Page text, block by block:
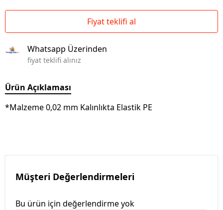
Fiyat teklifi al
Whatsapp Üzerinden
fiyat teklifi alınız
Ürün Açıklaması
*Malzeme 0,02 mm Kalınlıkta Elastik PE
Müşteri Değerlendirmeleri
Bu ürün için değerlendirme yok